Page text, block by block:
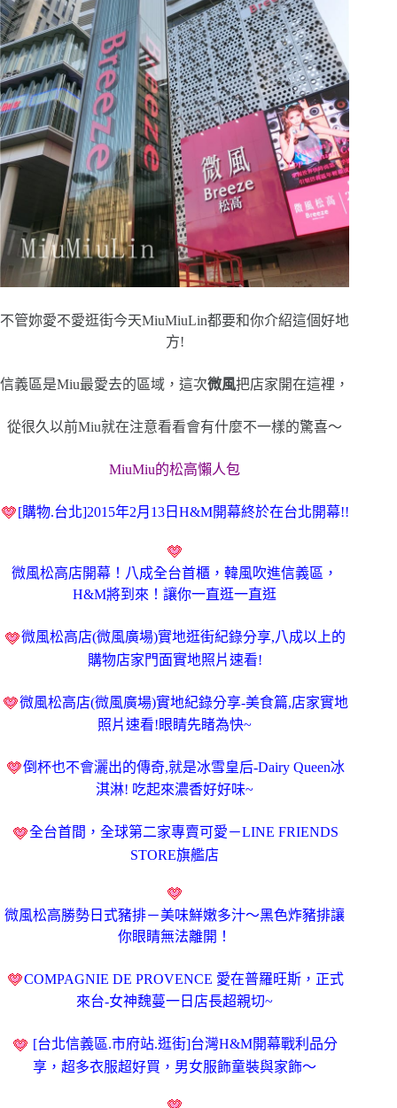
不管妳愛不愛逛街今天MiuMiuLin都要和你介紹這個好地
方!
信義區是Miu最愛去的區域，這次微風把店家開在這裡，
從很久以前Miu就在注意看看會有什麼不一樣的驚喜～
MiuMiu的松高懶人包
[購物.台北]2015年2月13日H&M開幕終於在台北開幕!!
微風松高店開幕！ 八成全台首櫃，韓風吹進信義區，
H&M將到來！讓你一直逛一直逛
微風松高店(微風廣場)實地逛街紀錄分享,八成以上的
購物店家門面實地照片速看!
微風松高店(微風廣場)實地紀錄分享-美食篇,店家實地
照片速看!眼睛先睹為快~
倒杯也不會灑出的傳奇,就是冰雪皇后-Dairy Queen冰
淇淋! 吃起來濃香好好味~
全台首間，全球第二家專賣可愛－LINE FRIENDS
STORE旗艦店
微風松高勝勢日式豬排－美味鮮嫩多汁～黑色炸豬排讓
你眼睛無法離開！
COMPAGNIE DE PROVENCE 愛在普羅旺斯，正式
來台-女神魏蔓一日店長超親切~
[台北信義區.市府站.逛街]台灣H&M開幕戰利品分
享，超多衣服超好買，男女服飾童裝與家飾～